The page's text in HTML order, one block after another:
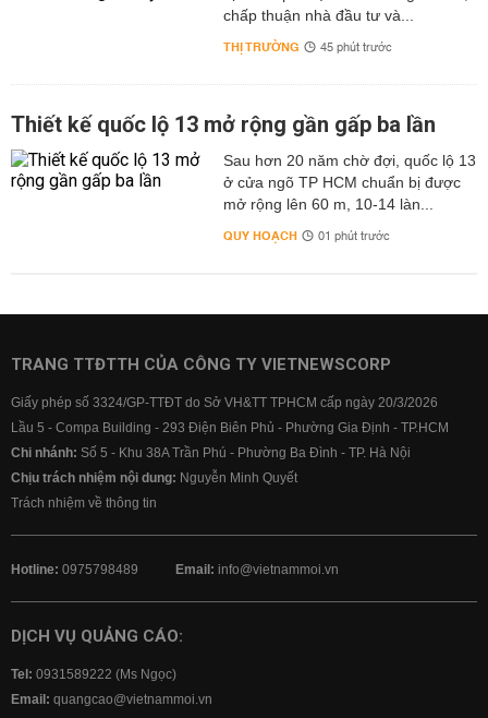
chấp thuận nhà đầu tư và...
THỊ TRƯỜNG 45 phút trước
Thiết kế quốc lộ 13 mở rộng gần gấp ba lần
Sau hơn 20 năm chờ đợi, quốc lộ 13
ở cửa ngõ TP HCM chuẩn bị được
mở rộng lên 60 m, 10-14 làn...
QUY HOẠCH 01 phút trước
TRANG TTĐTTH CỦA CÔNG TY VIETNEWSCORP
Giấy phép số 3324/GP-TTĐT do Sở VH&TT TPHCM cấp ngày 20/3/2026
Lầu 5 - Compa Building - 293 Điện Biên Phủ - Phường Gia Định - TP.HCM
Chi nhánh: Số 5 - Khu 38A Trần Phú - Phường Ba Đình - TP. Hà Nội
Chịu trách nhiệm nội dung: Nguyễn Minh Quyết
Trách nhiệm về thông tin
Hotline: 0975798489 Email: info@vietnammoi.vn
DỊCH VỤ QUẢNG CÁO:
Tel: 0931589222 (Ms Ngọc)
Email: quangcao@vietnammoi.vn